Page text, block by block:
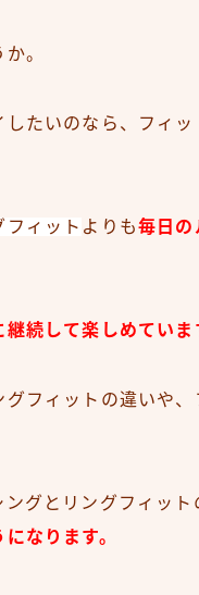
。
たいのなら、フィ
フィット よりも毎日の
続して楽しめていま
フィットの違いや
グとリングフィット
なります。